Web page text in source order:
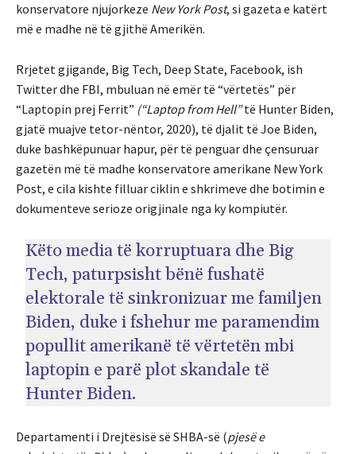
konservatore njujorkeze New York Post, si gazeta e katërt
më e madhe në të gjithë Amerikën.
Rrjetet gjigande, Big Tech, Deep State, Facebook, ish
Twitter dhe FBI, mbuluan në emër të “vërtetës” për
“Laptopin prej Ferrit” (“Laptop from Hell”të Hunter Biden,
gjatë muajve tetor-nëntor, 2020), të djalit të Joe Biden,
duke bashkëpunuar hapur, për të penguar dhe çensuruar
gazetën më të madhe konservatore amerikane New York
Post, e cila kishte filluar ciklin e shkrimeve dhe botimin e
dokumenteve serioze origjinale nga ky kompiutër.
Këto media të korruptuara dhe Big
Tech, paturpsisht bënë fushatë
elektorale të sinkronizuar me familjen
Biden, duke i fshehur me paramendim
popullit amerikanë të vërtetën mbi
laptopin e parë plot skandale të
Hunter Biden.
Departamenti i Drejtësisë së SHBA-së (pjesë e